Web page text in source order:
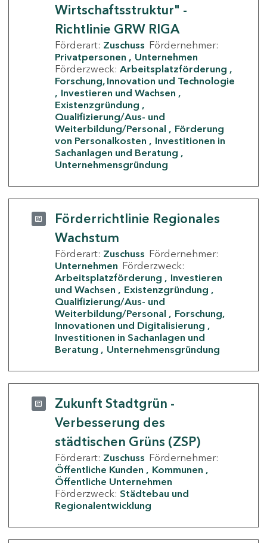
Wirtschaftsstruktur" -
Richtlinie GRW RIGA
Förderart: Zuschuss Fördernehmer:
Privatpersonen
Unternehmen
Förderzweck: Arbeitsplatzförderung
Forschung, Innovation und Technologie
Investieren und Wachsen
Existenzgründung
Qualifizierung/Aus- und
Weiterbildung/Personal
Förderung
von Personalkosten
Investitionen in
Sachanlagen und Beratung
Unternehmensgründung
Förderrichtlinie Regionales
Wachstum
Förderart: Zuschuss Fördernehmer:
Unternehmen Förderzweck:
Arbeitsplatzförderung
Investieren
und Wachsen
Existenzgründung
Qualifizierung/Aus- und
Weiterbildung/Personal
Forschung,
Innovationen und Digitalisierung
Investitionen in Sachanlagen und
Beratung
Unternehmensgründung
Zukunft Stadtgrün -
Verbesserung des
städtischen Grüns (ZSP)
Förderart: Zuschuss Fördernehmer:
Öffentliche Kunden
Kommunen
Öffentliche Unternehmen
Förderzweck: Städtebau und
Regionalentwicklung